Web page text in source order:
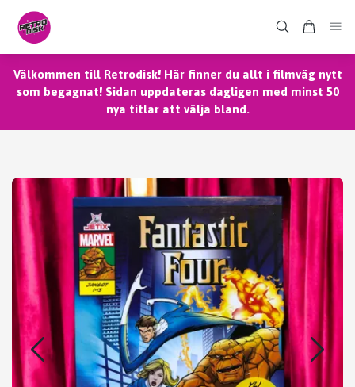
Välkommen till Retrodisk! Här finner du allt i filmväg nytt
som begagnat! Sidan uppdateras dagligen med minst 50
nya titlar att välja bland.